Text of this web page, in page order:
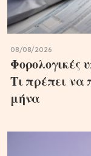
08/08/2026
Φορολογικές
Τι πρέπει να
μήνα